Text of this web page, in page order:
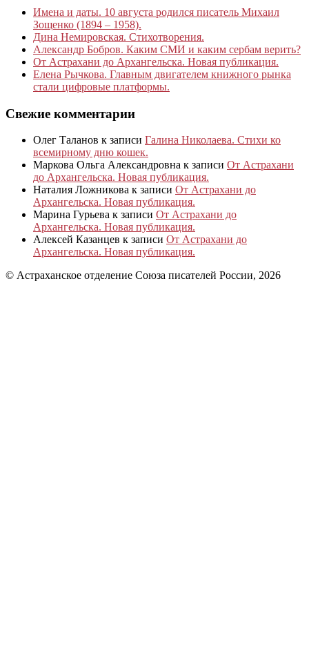
Имена и даты. 10 августа родился писатель Михаил
Зощенко (1894 – 1958).
Дина Немировская. Стихотворения.
Александр Бобров. Каким СМИ и каким сербам верить?
От Астрахани до Архангельска. Новая публикация.
Елена Рычкова. Главным двигателем книжного рынка
стали цифровые платформы.
Свежие комментарии
Олег Таланов к записи Галина Николаева. Стихи ко
всемирному дню кошек.
Маркова Ольга Александровна к записи От Астрахани
до Архангельска. Новая публикация.
Наталия Ложникова к записи От Астрахани до
Архангельска. Новая публикация.
Марина Гурьева к записи От Астрахани до
Архангельска. Новая публикация.
Алексей Казанцев к записи От Астрахани до
Архангельска. Новая публикация.
© Астраханское отделение Союза писателей России, 2026